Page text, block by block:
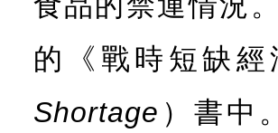
的《戰時短缺
Shortage ）書中